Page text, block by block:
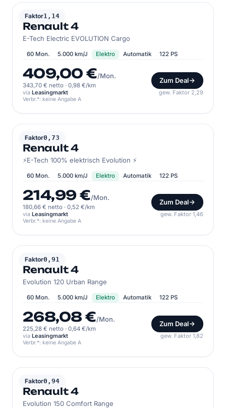
Faktor1,14
RENAULT
Renault 4
E-Tech Electric EVOLUTION Cargo
60 Mon. 5.000 km/J Elektro Automatik 122 PS
409,00 €/Mon.
343,70 € netto · 0,98 €/km
Zum Deal
via Leasingmarkt gew. Faktor 2,29
Verbr.*: keine Angabe A
Faktor0,73
RENAULT
Renault 4
⚡E-Tech 100% elektrisch Evolution ⚡
60 Mon. 5.000 km/J Elektro Automatik 122 PS
214,99 €/Mon.
180,66 € netto · 0,52 €/km
Zum Deal
via Leasingmarkt gew. Faktor 1,46
Verbr.*: keine Angabe A
Faktor0,91
RENAULT
Renault 4
Evolution 120 Urban Range
60 Mon. 5.000 km/J Elektro Automatik 122 PS
268,08 €/Mon.
225,28 € netto · 0,64 €/km
Zum Deal
via Leasingmarkt gew. Faktor 1,82
Verbr.*: keine Angabe A
Faktor0,94
RENAULT
Renault 4
Evolution 150 Comfort Range